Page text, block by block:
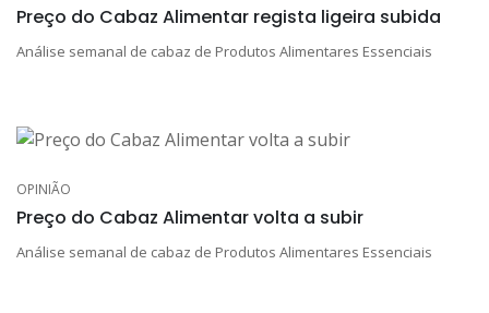
Preço do Cabaz Alimentar regista ligeira subida
Análise semanal de cabaz de Produtos Alimentares Essenciais
OPINIÃO
Preço do Cabaz Alimentar volta a subir
Análise semanal de cabaz de Produtos Alimentares Essenciais